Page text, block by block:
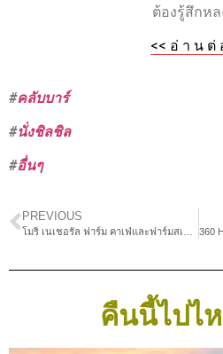
ต้องรู้สึกหล
<< อ่ า น ต่
#คลับบาร์
#นั่งชิลชิล
#อื่นๆ
PREVIOUS
คืนนี้ไปไ